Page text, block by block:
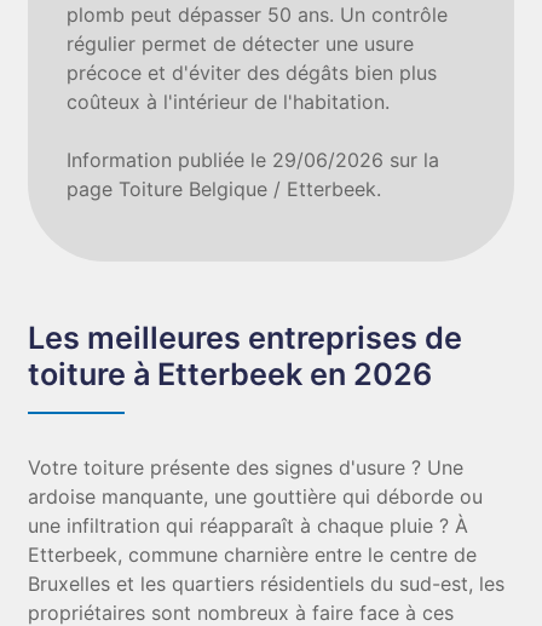
plomb peut dépasser 50 ans. Un contrôle
régulier permet de détecter une usure
précoce et d'éviter des dégâts bien plus
coûteux à l'intérieur de l'habitation.
Information publiée le 29/06/2026 sur la
page Toiture Belgique / Etterbeek.
Les meilleures entreprises de
toiture à Etterbeek en 2026
Votre toiture présente des signes d'usure ? Une
ardoise manquante, une gouttière qui déborde ou
une infiltration qui réapparaît à chaque pluie ? À
Etterbeek, commune charnière entre le centre de
Bruxelles et les quartiers résidentiels du sud-est, les
propriétaires sont nombreux à faire face à ces